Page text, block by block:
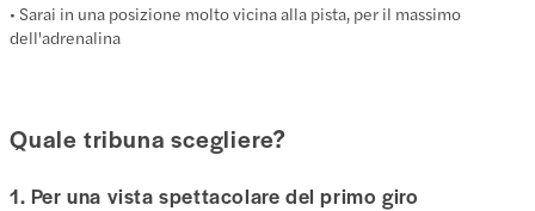
• Sarai in una posizione molto vicina alla pista, per il massimo
dell'adrenalina
Quale tribuna scegliere?
1. Per una vista spettacolare del primo giro